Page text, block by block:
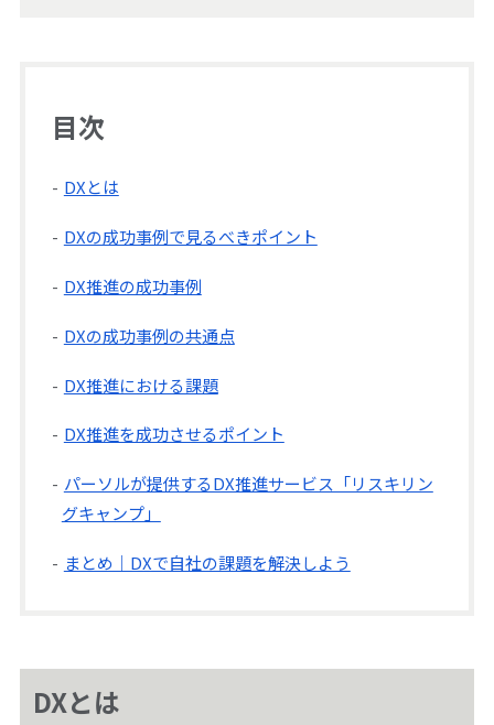
目次
DXとは
DXの成功事例で見るべきポイント
DX推進の成功事例
DXの成功事例の共通点
DX推進における課題
DX推進を成功させるポイント
パーソルが提供するDX推進サービス「リスキリン
グキャンプ」
まとめ｜DXで自社の課題を解決しよう
DXとは